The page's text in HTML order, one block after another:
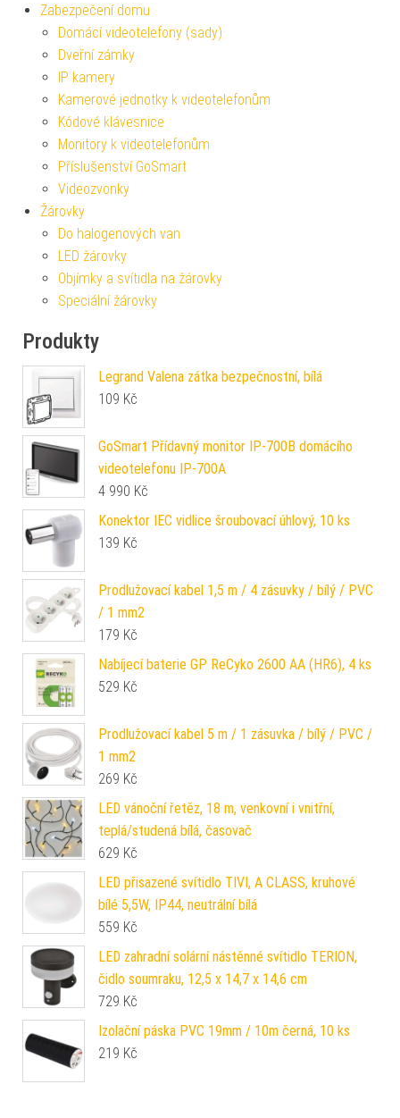
Zabezpečení domu
Domácí videotelefony (sady)
Dveřní zámky
IP kamery
Kamerové jednotky k videotelefonům
Kódové klávesnice
Monitory k videotelefonům
Příslušenství GoSmart
Videozvonky
Žárovky
Do halogenových van
LED žárovky
Objímky a svítidla na žárovky
Speciální žárovky
Produkty
Legrand Valena zátka bezpečnostní, bílá
109 Kč
GoSmart Přídavný monitor IP-700B domácího
videotelefonu IP-700A
4 990 Kč
Konektor IEC vidlice šroubovací úhlový, 10 ks
139 Kč
Prodlužovací kabel 1,5 m / 4 zásuvky / bílý / PVC
/ 1 mm2
179 Kč
Nabíjecí baterie GP ReCyko 2600 AA (HR6), 4 ks
529 Kč
Prodlužovací kabel 5 m / 1 zásuvka / bílý / PVC /
1 mm2
269 Kč
LED vánoční řetěz, 18 m, venkovní i vnitřní,
teplá/studená bílá, časovač
629 Kč
LED přisazené svítidlo TIVI, A CLASS, kruhové
bílé 5,5W, IP44, neutrální bílá
559 Kč
LED zahradní solární nástěnné svítidlo TERION,
čidlo soumraku, 12,5 x 14,7 x 14,6 cm
729 Kč
Izolační páska PVC 19mm / 10m černá, 10 ks
219 Kč